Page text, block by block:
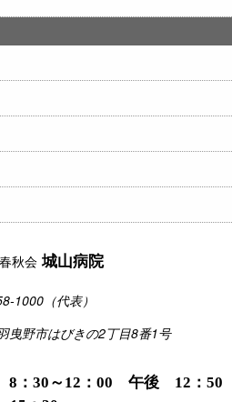
秋会 城山病院
1000（代表）
曳野市はびきの2丁目8番1号
8：30～12：00 午後 12：50